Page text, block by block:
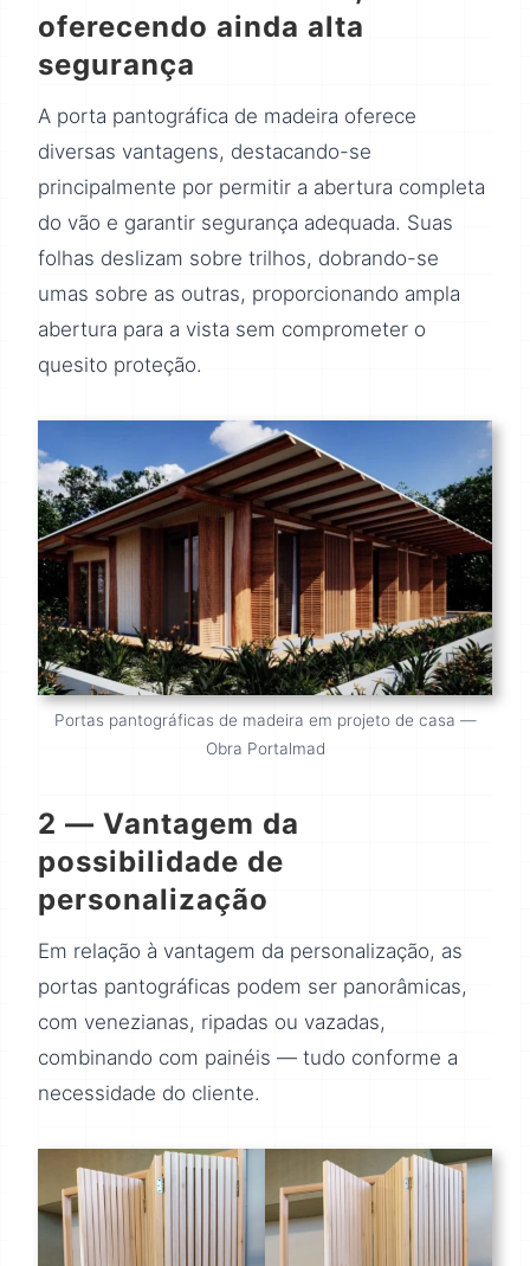
oferecendo ainda alta
segurança
A porta pantográfica de madeira oferece
diversas vantagens, destacando-se
principalmente por permitir a abertura completa
do vão e garantir segurança adequada. Suas
folhas deslizam sobre trilhos, dobrando-se
umas sobre as outras, proporcionando ampla
abertura para a vista sem comprometer o
quesito proteção.
Portas pantográficas de madeira em projeto de casa —
Obra Portalmad
2 — Vantagem da
possibilidade de
personalização
Em relação à vantagem da personalização, as
portas pantográficas podem ser panorâmicas,
com venezianas, ripadas ou vazadas,
combinando com painéis — tudo conforme a
necessidade do cliente.